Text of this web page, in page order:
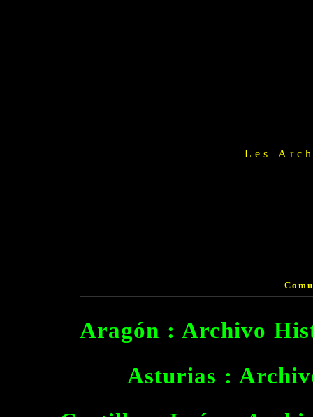
Les
Aragón : Archivo
Asturias :